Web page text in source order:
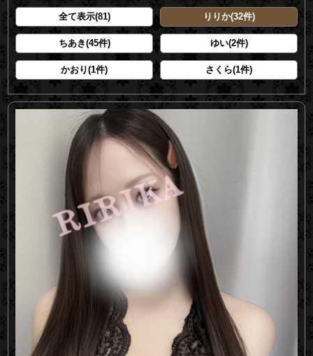
全て表示(81) りりか(32件)
ちあき(45件) ゆい(2件)
かおり(1件) さくら(1件)